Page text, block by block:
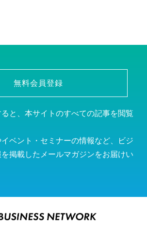
無料会員登録
と、本サイトのすべての記事を閲覧
ベント・セミナーの情報など、ビジ
掲載したメールマガジンをお届けい